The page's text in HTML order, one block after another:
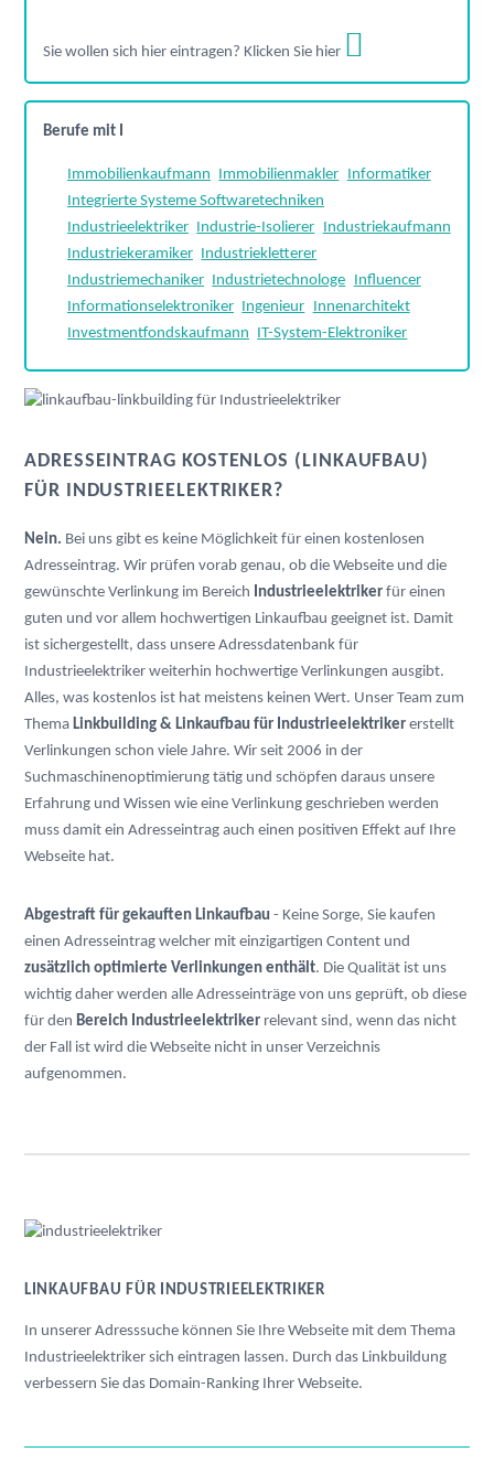
Sie wollen sich hier eintragen? Klicken Sie hier
Berufe mit I
Immobilienkaufmann Immobilienmakler
Informatiker
Integrierte Systeme Softwaretechniken
Industrieelektriker
Industrie-Isolierer
Industriekaufmann
Industriekeramiker
Industriekletterer
Industriemechaniker
Industrietechnologe
Influencer
Informationselektroniker
Ingenieur
Innenarchitekt
Investmentfondskaufmann
IT-System-Elektroniker
ADRESSEINTRAG KOSTENLOS (LINKAUFBAU)
FÜR INDUSTRIEELEKTRIKER?
Nein. Bei uns gibt es keine Möglichkeit für einen kostenlosen
Adresseintrag. Wir prüfen vorab genau, ob die Webseite und die
gewünschte Verlinkung im Bereich Industrieelektriker für einen
guten und vor allem hochwertigen Linkaufbau geeignet ist. Damit
ist sichergestellt, dass unsere Adressdatenbank für
Industrieelektriker weiterhin hochwertige Verlinkungen ausgibt.
Alles, was kostenlos ist hat meistens keinen Wert. Unser Team zum
Thema Linkbuilding & Linkaufbau für Industrieelektriker erstellt
Verlinkungen schon viele Jahre. Wir seit 2006 in der
Suchmaschinenoptimierung tätig und schöpfen daraus unsere
Erfahrung und Wissen wie eine Verlinkung geschrieben werden
muss damit ein Adresseintrag auch einen positiven Effekt auf Ihre
Webseite hat.
Abgestraft für gekauften Linkaufbau - Keine Sorge, Sie kaufen
einen Adresseintrag welcher mit einzigartigen Content und
zusätzlich optimierte Verlinkungen enthält. Die Qualität ist uns
wichtig daher werden alle Adresseinträge von uns geprüft, ob diese
für den Bereich Industrieelektriker relevant sind, wenn das nicht
der Fall ist wird die Webseite nicht in unser Verzeichnis
aufgenommen.
LINKAUFBAU FÜR INDUSTRIEELEKTRIKER
In unserer Adresssuche können Sie Ihre Webseite mit dem Thema
Industrieelektriker sich eintragen lassen. Durch das Linkbuildung
verbessern Sie das Domain-Ranking Ihrer Webseite.